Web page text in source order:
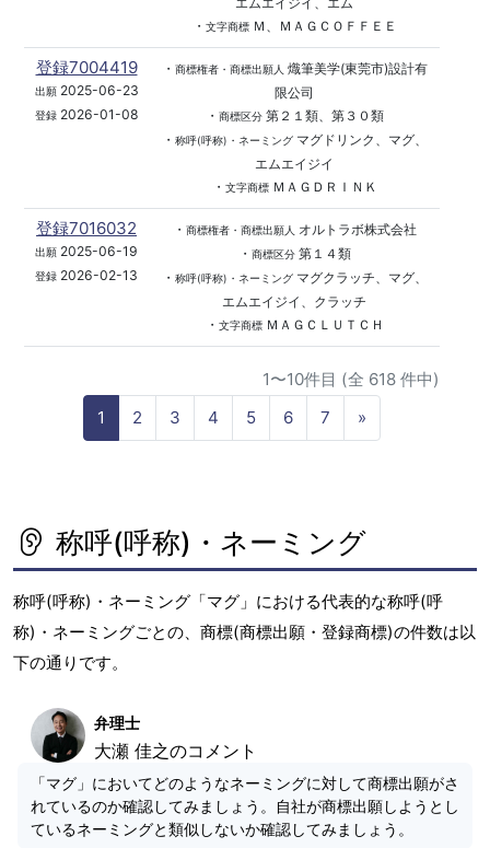
・ 文字商標Ｍ、ＭＡＧＣＯＦＦＥＥ
登録7004419
出願2025-06-23
登録2026-01-08
・ 商標権者・商標出願人 熾筆美学(東莞市)設計有
限公司
・ 商標区分第２１類、第３０類
・ 称呼(呼称)・ネーミングマグドリンク、マグ、
エムエイジイ
・ 文字商標ＭＡＧＤＲＩＮＫ
登録7016032
出願 2025-06-19
登録 2026-02-13
・ 商標権者・商標出願人
オルトラボ株式会社
・ 商標区分第１４類
・ 称呼(呼称)・ネーミングマグクラッチ、マグ、
エムエイジイ、クラッチ
・ 文字商標ＭＡＧＣＬＵＴＣＨ
1〜10件目 (全 618 件中)
1
2 3 4 5 6 7 »
e
称呼(呼称)・ネーミング
称呼(呼称)・ネーミング「マグ」における代表的な称呼(呼
称)・ネーミングごとの、商標(商標出願・登録商標)の件数は以
下の通りです。
弁理士
大瀬 佳之のコメント
「マグ」においてどのようなネーミングに対して商標出願がさ
れているのか確認してみましょう。自社が商標出願しようとし
ているネーミングと類似しないか確認してみましょう。